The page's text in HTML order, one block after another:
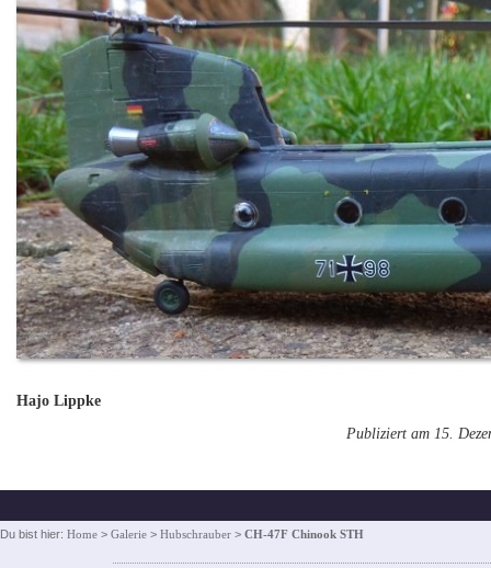
Hajo Lippke
Publiziert am 15.
Du bist hier: Home > Galerie > Hubschrauber > CH-47F Chinook STH